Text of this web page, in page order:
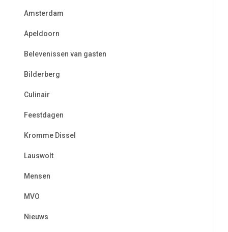
Amsterdam
Apeldoorn
Belevenissen van gasten
Bilderberg
Culinair
Feestdagen
Kromme Dissel
Lauswolt
Mensen
MVO
Nieuws